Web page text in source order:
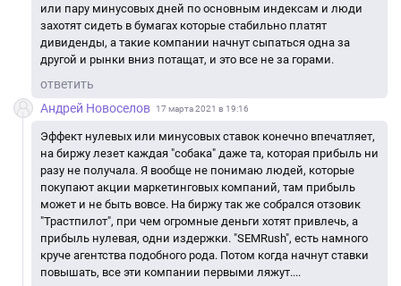
или пару минусовых дней по основным индексам и люди
захотят сидеть в бумагах которые стабильно платят
дивиденды, а такие компании начнут сыпаться одна за
другой и рынки вниз потащат, и это все не за горами.
ответить
Андрей Новоселов
17 марта 2021 в 19:16
Эффект нулевых или минусовых ставок конечно впечатляет,
на биржу лезет каждая "собака" даже та, которая прибыль ни
разу не получала. Я вообще не понимаю людей, которые
покупают акции маркетинговых компаний, там прибыль
может и не быть вовсе. На биржу так же собрался отзовик
"Трастпилот", при чем огромные деньги хотят привлечь, а
прибыль нулевая, одни издержки. "SEMRush", есть намного
круче агентства подобного рода. Потом когда начнут ставки
повышать, все эти компании первыми ляжут....